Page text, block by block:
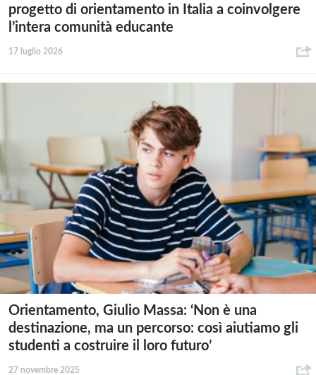
progetto di orientamento in Italia a coinvolgere
l’intera comunità educante
17 luglio 2026
Orientamento, Giulio Massa: ‘Non è una
destinazione, ma un percorso: così aiutiamo gli
studenti a costruire il loro futuro’
27 novembre 2025